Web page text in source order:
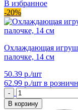
В избранное
-20%
Охлаждающая
палочке, 14 см
50.39 р./шт
62.99 р./шт в
-
В корзину